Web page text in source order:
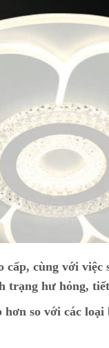
cùng với việc
hư hỏng,
so với các